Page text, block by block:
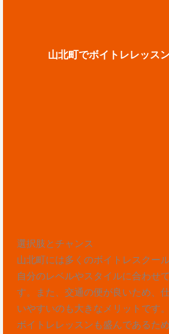
山北町でボイトレレッス
選択肢とチャンス
山北町には多くのボイトレスクー
自分のレベルやスタイルに合わせ
す。また、交通の便が良いため、
いやすいのも大きなメリットです
ボイトレレッスンも盛んであるた